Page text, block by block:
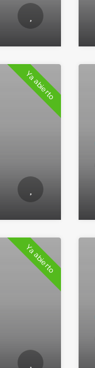
Ya abierto
Ya abierto